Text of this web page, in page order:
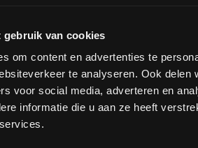
gebruik van cookies
om content en advertenties te
te analyseren. Ook
voor social media, adverteren en
informatie die u aan ze heeft